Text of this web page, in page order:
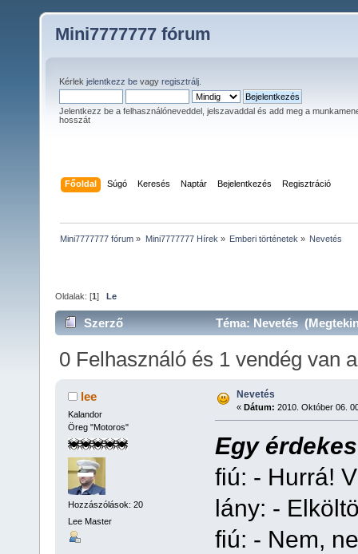
Mini7777777 fórum
Kérlek jelentkezz be vagy regisztrálj
Jelentkezz be a felhasználóneveddel, jelszavaddal és add meg a
hosszát
Főoldal Súgó Keresés Naptár Bejelentkezés Regisztráció
Mini7777777 fórum » Mini7777777 Hírek » Emberi történetek » Nevetés
Oldalak: [1 ] Le
Szerző Téma: Nevetés
0 Felhasználó és 1 vendég van
lee
Kalandor
Öreg "Motoros"
Hozzászólások: 20
Lee Master
Nevetés
« Dátum: 2010. Október 06.
Egy
fiú: - Hurrá!
lány: -
fiú: - Nem,